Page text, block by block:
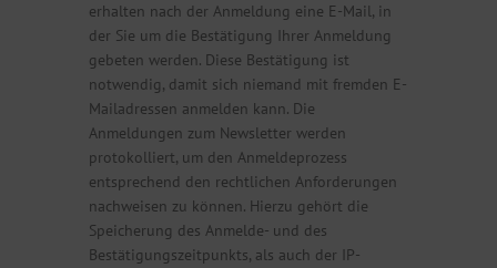
erhalten nach der Anmeldung eine E-Mail, in
der Sie um die Bestätigung Ihrer Anmeldung
gebeten werden. Diese Bestätigung ist
notwendig, damit sich niemand mit fremden E-
Mailadressen anmelden kann. Die
Anmeldungen zum Newsletter werden
protokolliert, um den Anmeldeprozess
entsprechend den rechtlichen Anforderungen
nachweisen zu können. Hierzu gehört die
Speicherung des Anmelde- und des
Bestätigungszeitpunkts, als auch der IP-